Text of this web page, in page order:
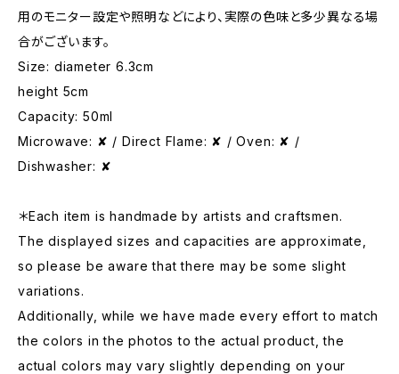
用のモニター設定や照明などにより、実際の色味と多少異なる場
合がございます。
Size: diameter 6.3cm
height 5cm
Capacity: 50ml
Microwave: ✘ / Direct Flame: ✘ / Oven: ✘ /
Dishwasher: ✘
＊Each item is handmade by artists and craftsmen.
The displayed sizes and capacities are approximate,
so please be aware that there may be some slight
variations.
Additionally, while we have made every effort to match
the colors in the photos to the actual product, the
actual colors may vary slightly depending on your